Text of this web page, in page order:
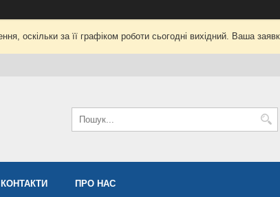
оскільки за її графіком роботи сьогодні вихідний. Ваша
КОНТАКТИ ПРО НАС